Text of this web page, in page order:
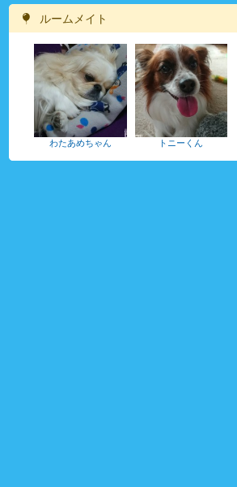
ルームメイト
わたあめちゃん トニーくん